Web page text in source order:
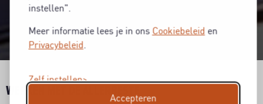
instellen".
Meer informatie lees je in ons Cookiebeleid en
Privacybeleid.
Zelf instellen
Accepteren
WERKEN MET DE ALLERBESTE